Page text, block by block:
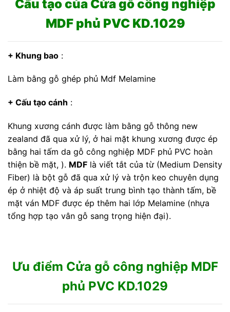
Cấu tạo của Cửa gỗ công nghiệp
MDF phủ PVC KD.1029
+ Khung bao :
Làm bằng gỗ ghép phủ Mdf Melamine
+ Cấu tạo cánh :
Khung xương cánh được làm bằng gỗ thông new
zealand đã qua xử lý, ở hai mặt khung xương được ép
bằng hai tấm da gỗ công nghiệp MDF phủ PVC hoàn
thiện bề mặt, ). MDF là viết tắt của từ (Medium Density
Fiber) là bột gỗ đã qua xử lý và trộn keo chuyên dụng
ép ở nhiệt độ và áp suất trung bình tạo thành tấm, bề
mặt ván MDF được ép thêm hai lớp Melamine (nhựa
tổng hợp tạo vân gỗ sang trọng hiện đại).
Ưu điểm Cửa gỗ công nghiệp MDF
phủ PVC KD.1029